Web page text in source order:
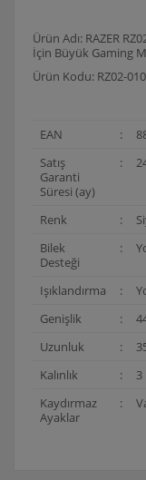
Ürün Adı: RAZER
İçin Büyük Gaming
Ürün Kodu: RZ02-
EAN :
Satış
Garanti
Süresi (ay)
:
Renk :
Bilek
Desteği
:
Işıklandırma :
Genişlik
:
Uzunluk
:
Kalınlık
:
3
Kaydırmaz
Ayaklar
: